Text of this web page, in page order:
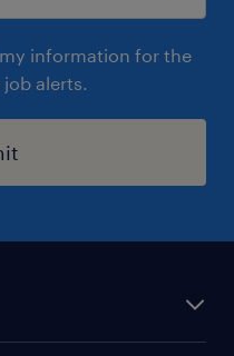
information for the
alerts.